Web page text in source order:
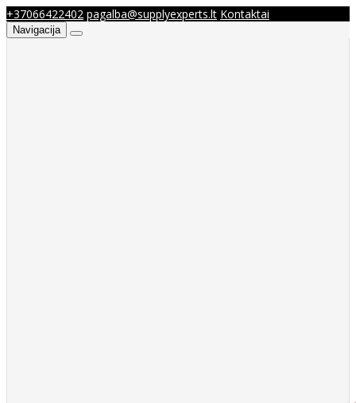
+37066422402 pagalba@supplyexperts.lt Kontaktai
Navigacija